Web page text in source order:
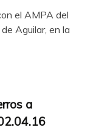
el AMPA del
Aguilar, en la
a